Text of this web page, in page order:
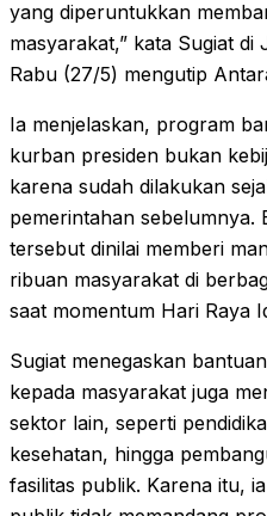
yang diperuntukkan
masyarakat,” kata Sugiat di
Rabu (27/5) mengutip
Ia menjelaskan, program
kurban presiden bukan
karena sudah dilakukan
pemerintahan sebelumnya.
tersebut dinilai memberi
ribuan masyarakat di
saat momentum Hari Raya
Sugiat menegaskan
kepada masyarakat juga
sektor lain, seperti
kesehatan, hingga
fasilitas publik. Karena itu,